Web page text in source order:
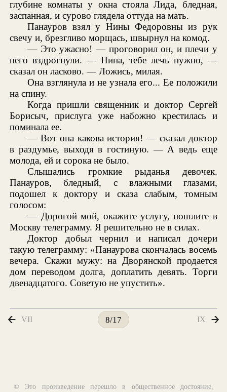
глубине комнаты у окна стояла Лида, бледная,
заспанная, и сурово глядела оттуда на мать.
Панауров взял у Нины Федоровны из рук
свечу и, брезгливо морщась, швырнул на комод.
— Это ужасно! — проговорил он, и плечи у
него вздрогнули. — Нина, тебе лечь нужно, —
сказал он ласково. — Ложись, милая.
Она взглянула и не узнала его... Ее положили
на спину.
Когда пришли священник и доктор Сергей
Борисыч, прислуга уже набожно крестилась и
поминала ее.
— Вот она какова история! — сказал доктор
в раздумье, выходя в гостиную. — А ведь еще
молода, ей и сорока не было.
Слышались громкие рыданья девочек.
Панауров, бледный, с влажными глазами,
подошел к доктору и сказа слабым, томным
голосом:
— Дорогой мой, окажите услугу, пошлите в
Москву телеграмму. Я решительно не в силах.
Доктор добыл чернил и написал дочери
такую телеграмму: «Панаурова скончалась восемь
вечера. Скажи мужу: на Дворянской продается
дом переводом долга, доплатить девять. Торги
двенадцатого. Советую не упустить».
VII 8/17 IX
© Это произведение перешло в общественное достояние,